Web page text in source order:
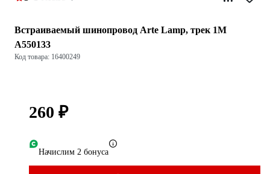
Встраиваемый шинопровод Arte Lamp, трек 1M
A550133
Код товара: 16400249
260 ₽
Начислим 2 бонуса